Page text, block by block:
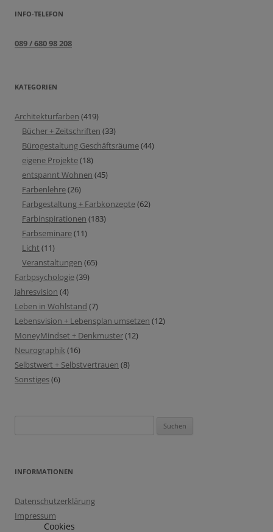
INFO-TELEFON
089 / 680 98 208
KATEGORIEN
Architekturfarben (419)
Bücher + Zeitschriften (33)
Bürogestaltung Geschäftsräume(44)
eigene Projekte(18)
entspannt Wohnen (45)
Farbenlehre(26)
Farbgestaltung + Farbkonzepte(62)
Farbinspirationen (183)
Farbseminare(11)
Licht (11)
Veranstaltungen (65)
Farbpsychologie(39)
Jahresvision (4)
Leben in Wohlstand (7)
Lebensvision + Lebensplan umsetzen (12)
MoneyMindset + Denkmuster(12)
Neurographik(16)
Selbstwert + Selbstvertrauen (8)
Sonstiges(6)
nach:
INFORMATIONEN
Datenschutzerklärung
Impressum
Cookies